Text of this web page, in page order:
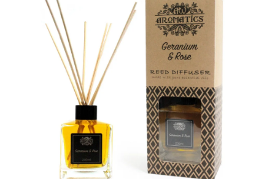
je
0,0
z
hvězdiček.